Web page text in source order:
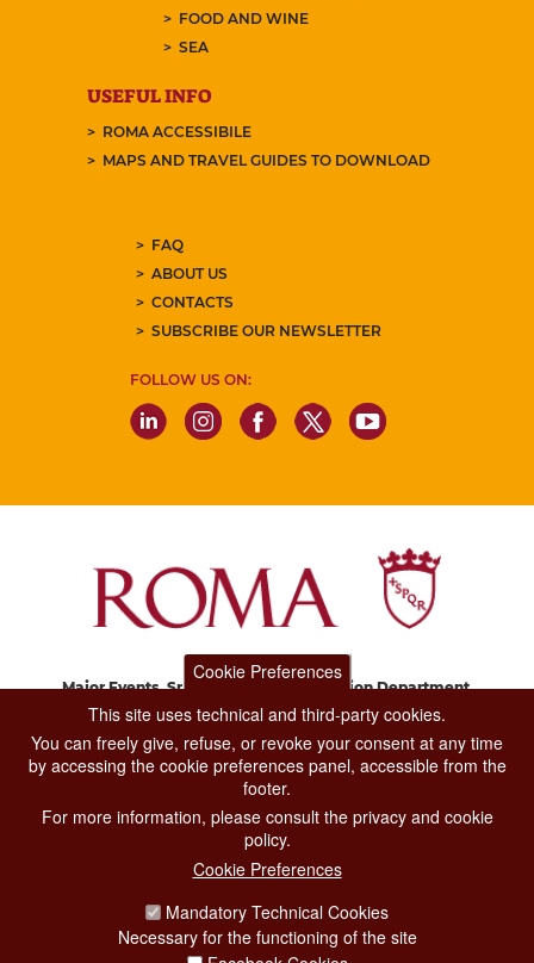
FOOD AND WINE
SEA
USEFUL INFO
ROMA ACCESSIBILE
MAPS AND TRAVEL GUIDES TO DOWNLOAD
FAQ
ABOUT US
CONTACTS
SUBSCRIBE OUR NEWSLETTER
FOLLOW US ON:
Major Events, Sport, Tourism and Fashion Department.
Via di San Basilio, 51
CONTACT CENTER TEL. 06 06 08
CONTATTA LA REDAZIONE
PRIVACY
SOCIAL MEDIA POLICY
Cookie Preferences
This site uses technical and third-party cookies.
You can freely give, refuse, or revoke your consent at any time
by accessing the cookie preferences panel, accessible from the
footer.
For more information, please consult the privacy and cookie
policy.
Cookie Preferences
Mandatory Technical Cookies
Necessary for the functioning of the site